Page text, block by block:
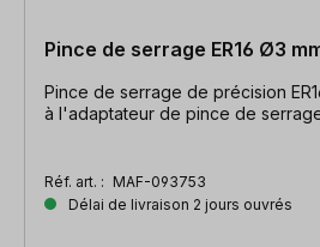
Pince de serrage ER16 Ø3
Pince de serrage de précision
à l'adaptateur de pince de serrage
Réf. art. : MAF-093753
Délai de livraison 2 jours ouvrés